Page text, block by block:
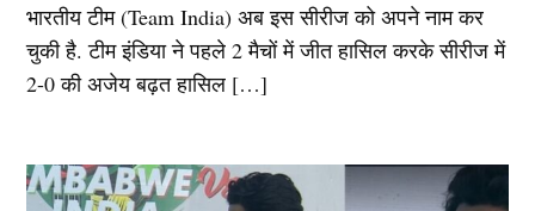
भारतीय टीम (Team India) अब इस सीरीज को अपने नाम कर
चुकी है. टीम इंडिया ने पहले 2 मैचों में जीत हासिल करके सीरीज में
2-0 की अजेय बढ़त हासिल […]